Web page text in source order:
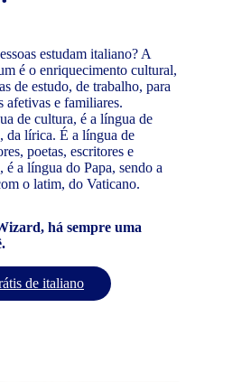
estudam italiano? A
é o enriquecimento cultural,
de estudo, de trabalho, para
afetivas e familiares.
de cultura, é a língua de
da lírica. É a língua de
poetas, escritores e
a língua do Papa, sendo a
o latim, do Vaticano.
há sempre uma
de italiano